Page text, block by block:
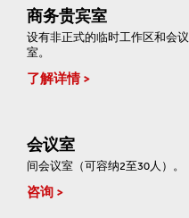
商务贵宾室
设有非正式的临时工作区和会议
室。
了解详情
会议室
间会议室（可容纳2至30人）。
咨询